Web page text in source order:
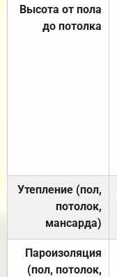
Высота от пола
до потолка
Утепление (пол,
потолок,
мансарда)
Пароизоляция
(пол, потолок,